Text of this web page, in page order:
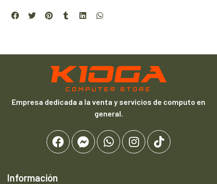
Empresa dedicada a la venta y servicios de computo en
general.
Información